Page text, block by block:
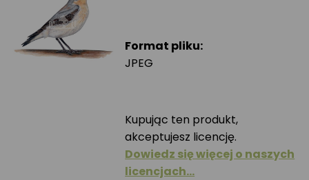
Format pliku:
JPEG
Kupując ten produkt,
akceptujesz licencję.
Dowiedz się więcej o naszych
licencjach…